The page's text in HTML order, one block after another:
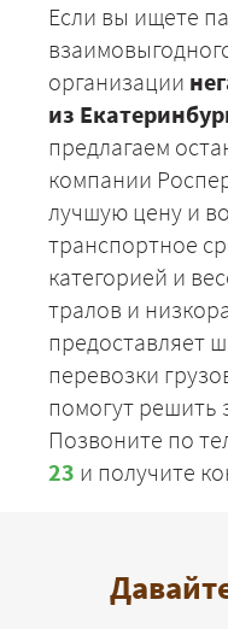
Если вы ищете
организации
из
предлагаем
компании
лучшую цену и
транспортное
категорией и
тралов и
предоставляет
перевозки
помогут решить
Позвоните по
23 и получите